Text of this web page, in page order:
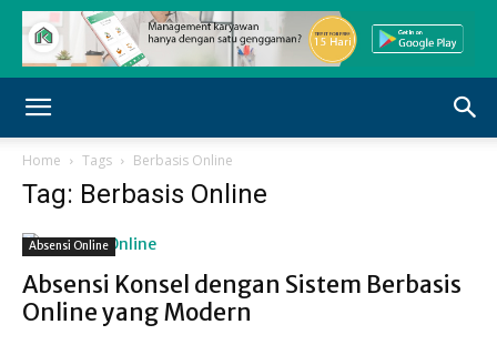
Home Tags Berbasis Online
Tag: Berbasis Online
Absensi Online
Absensi Konsel dengan Sistem Berbasis
Online yang Modern